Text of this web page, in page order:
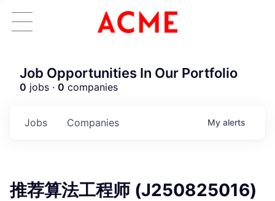
Job Opportunities In Our Portfolio
0 jobs · 0 companies
Jobs Companies My alerts
推荐算法工程师 (J250825016)